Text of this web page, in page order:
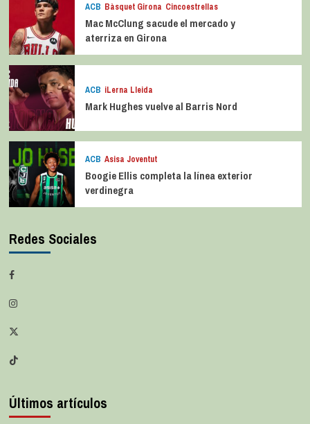
ACB Bàsquet Girona Cincoestrellas
Mac McClung sacude el mercado y
aterriza en Girona
ACB iLerna Lleida
Mark Hughes vuelve al Barris Nord
ACB Asisa Joventut
Boogie Ellis completa la línea exterior
verdinegra
Redes Sociales
Últimos artículos